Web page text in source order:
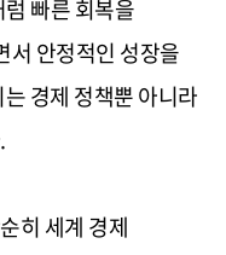
빠른 회복을
서 안정적인 성장을
경제 정책뿐 아니라
히 세계 경제